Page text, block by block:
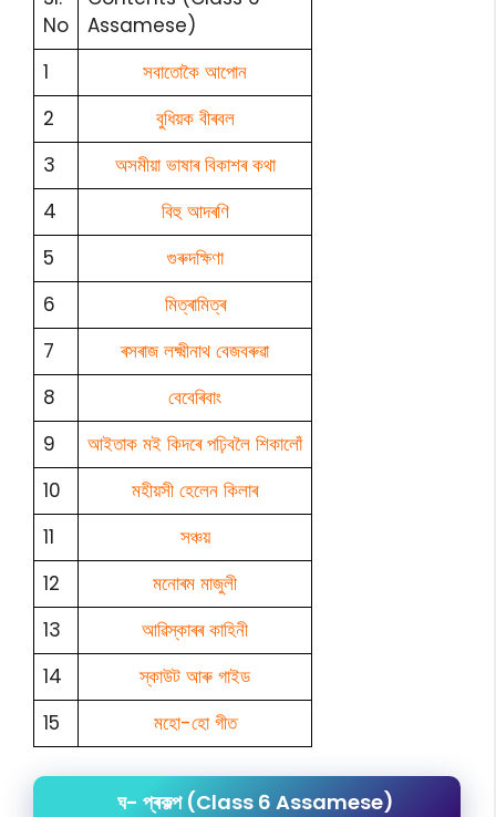
No
Assamese)
1
সবাতোকৈ আপোন
2
বুধিয়ক বীৰবল
3
অসমীয়া ভাষাৰ বিকাশৰ কথা
4
বিহু আদৰণি
5
গুৰুদক্ষিণা
6
মিত্ৰামিত্ৰ
7
ৰসৰাজ লক্ষ্মীনাথ বেজবৰুৱা
8
বেবেৰিবাং
9
আইতাক মই কিদৰে পঢ়িবলৈ শিকালোঁ
10
মহীয়সী হেলেন কিলাৰ
11
সঞ্চয়
12
মনোৰম মাজুলী
13
আৱিস্কাৰৰ কাহিনী
14
স্কাউট আৰু গাইড
15
মহো-হো গীত
ঘ- প্ৰকল্প (Class 6 Assamese)